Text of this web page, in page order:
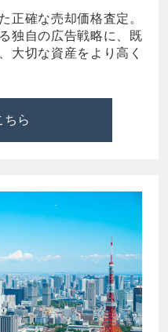
正確な売却価格査定。
独自の広告戦略に、既
大切な資産をより高く
ちら